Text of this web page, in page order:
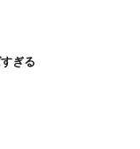
ぎる